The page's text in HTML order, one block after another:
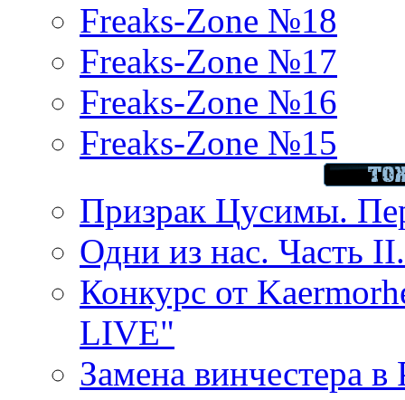
Freaks-Zone №18
Freaks-Zone №17
Freaks-Zone №16
Freaks-Zone №15
Призрак Цусимы.
Одни из нас. Часть
Конкурс от
LIVE"
Замена винчестера